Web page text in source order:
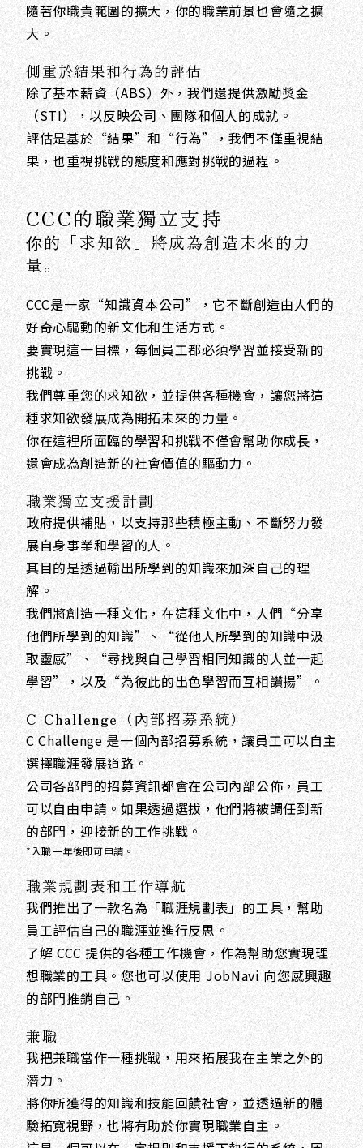
隨著你職責範圍的擴大，你的職業前景也會隨之擴
大。
側重於結果和行為的評估
除了基本薪資（ABS）外，我們還提供激勵獎金
（STI），以反映公司、團隊和個人的成就。
評估是基於“結果”和“行為”，我們不僅重視結
果，也重視挑戰的態度和應對挑戰的過程。
CCC的職業獨立支持
你的「求知欲」將成為創造未來的力
量。
CCC是一家“知識資本公司”，它不斷創造由人們的
好奇心驅動的新文化和生活方式。
要實現這一目標，每個員工都必須學習並接受新的
挑戰。
我們尊重您的求知欲，並提供各種機會，讓您將這
種求知欲發展成為開拓未來的力量。
你在這裡所面臨的學習和挑戰不僅會幫助你成長，
還會成為創造新的社會價值的驅動力。
職業獨立支援計劃
政府提供補貼，以支持那些積極主動、不斷努力發
展自身事業和學習的人。
其目的是透過輸出所學到的知識來加深自己的理
解。
我們將創造一種文化，在這種文化中，人們“分享
他們所學到的知識”、“從他人所學到的知識中汲
取靈感”、“尋找與自己學習相同知識的人並一起
學習”，以及“為彼此的出色學習而互相讚揚”。
C Challenge（內部招募系統）
C Challenge 是一個內部招募系統，讓員工可以自主
選擇職涯發展道路。
公司各部門的招募資訊都會在公司內部公佈，員工
可以自由申請。如果透過選拔，他們將被調任到新
的部門，迎接新的工作挑戰。
*入職一年後即可申請。
職業規劃表和工作導航
我們推出了一款名為「職涯規劃表」的工具，幫助
員工評估自己的職涯並進行反思。
了解 CCC 提供的各種工作機會，作為幫助您實現理
想職業的工具。您也可以使用 JobNavi 向您感興趣
的部門推銷自己。
兼職
我把兼職當作一種挑戰，用來拓展我在主業之外的
潛力。
將你所獲得的知識和技能回饋社會，並透過新的體
驗拓寬視野，也將有助於你實現職業自主。